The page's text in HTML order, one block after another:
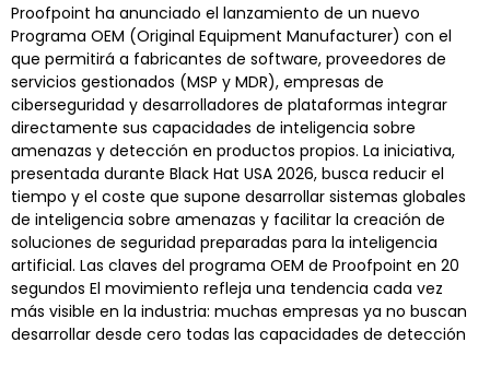
Proofpoint ha anunciado el lanzamiento de un nuevo
Programa OEM (Original Equipment Manufacturer) con el
que permitirá a fabricantes de software, proveedores de
servicios gestionados (MSP y MDR), empresas de
ciberseguridad y desarrolladores de plataformas integrar
directamente sus capacidades de inteligencia sobre
amenazas y detección en productos propios. La iniciativa,
presentada durante Black Hat USA 2026, busca reducir el
tiempo y el coste que supone desarrollar sistemas globales
de inteligencia sobre amenazas y facilitar la creación de
soluciones de seguridad preparadas para la inteligencia
artificial. Las claves del programa OEM de Proofpoint en 20
segundos El movimiento refleja una tendencia cada vez
más visible en la industria: muchas empresas ya no buscan
desarrollar desde cero todas las capacidades de detección